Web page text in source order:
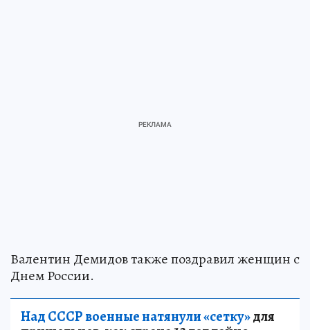
Валентин Демидов также поздравил женщин с
Днем России.
Над СССР военные натянули «сетку»для